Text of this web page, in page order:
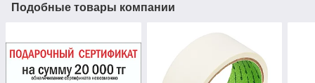
Подобные товары компании